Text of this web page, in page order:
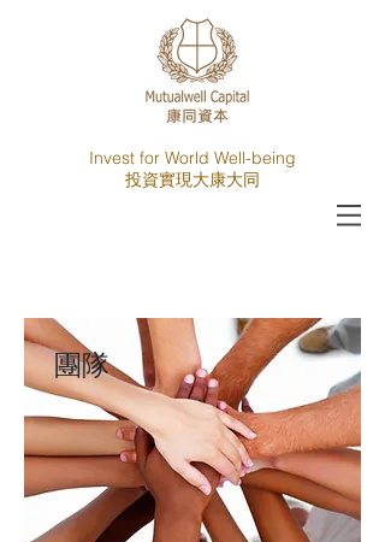
Invest for World Well-being
​投資實現大康大同
團隊